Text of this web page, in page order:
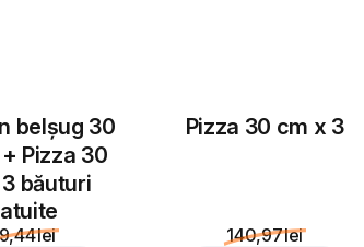
belșug 30
Pizza 30
băuturi
lei
Pizza 30 cm x 3
140,97 lei